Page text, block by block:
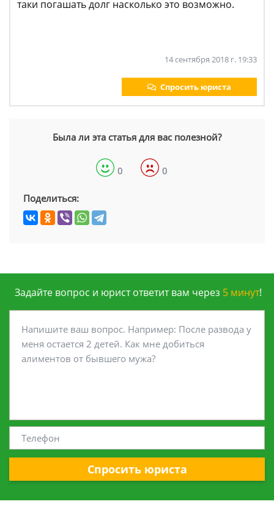
таки погашать долг насколько это возможно.
14 сентября 2018 г. 19:33
Спросить юриста
Была ли эта статья для вас полезной?
0 0
Поделиться:
Задайте вопрос и юрист ответит вам через 5 минут!
Спросить юриста